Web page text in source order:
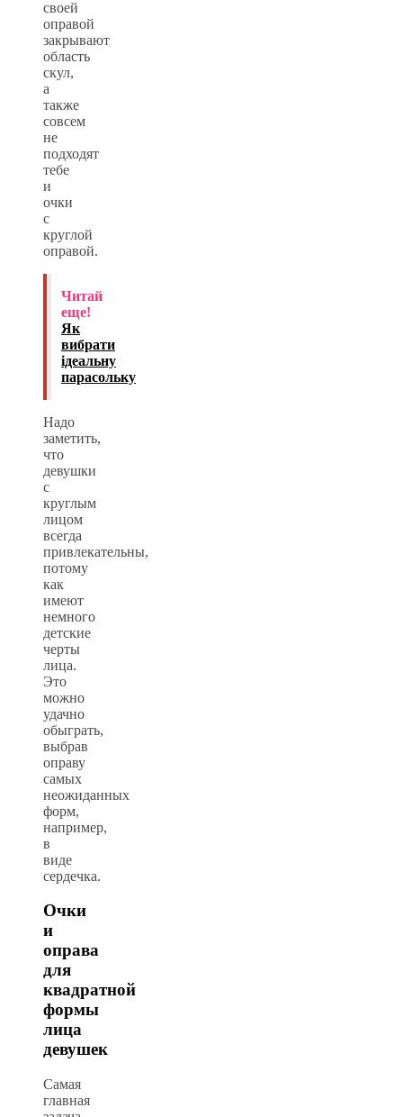
своей
оправой
закрывают
область
скул,
а
также
совсем
не
подходят
тебе
и
очки
с
круглой
оправой.
Читай
еще!
Як
вибрати
ідеальну
парасольку
Надо
заметить,
что
девушки
с
круглым
лицом
всегда
привлекательны,
потому
как
имеют
немного
детские
черты
лица.
Это
можно
удачно
обыграть,
выбрав
оправу
самых
неожиданных
форм,
например,
в
виде
сердечка.
Очки
и
оправа
для
квадратной
формы
лица
девушек
Самая
главная